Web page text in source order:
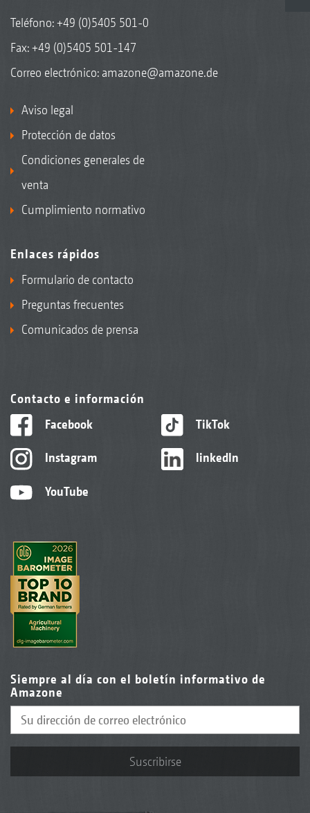
Teléfono:+49 (0)5405 501-0
Fax: +49 (0)5405 501-147
Correo electrónico: amazone@amazone.de
Aviso legal
Protección de datos
Condiciones generales de
venta
Cumplimiento normativo
Enlaces rápidos
Formulario de contacto
Preguntas frecuentes
Comunicados de prensa
Contacto e información
Facebook
Instagram
YouTube
TikTok
linkedIn
Siempre al día con el boletín informativo de
Amazone
Suscribirse